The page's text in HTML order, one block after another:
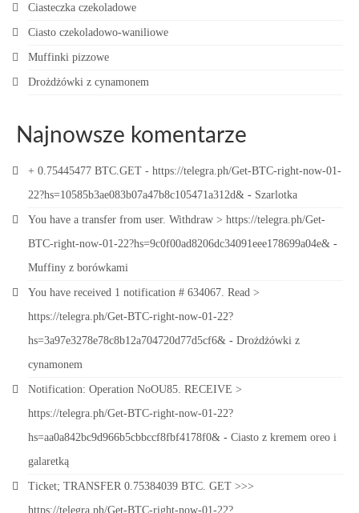
Ciasteczka czekoladowe
Ciasto czekoladowo-waniliowe
Muffinki pizzowe
Drożdżówki z cynamonem
Najnowsze komentarze
+ 0.75445477 BTC.GET - https://telegra.ph/Get-BTC-right-now-01-
22?hs=10585b3ae083b07a47b8c105471a312d& - Szarlotka
You have a transfer from user. Withdrаw > https://telegra.ph/Get-
BTC-right-now-01-22?hs=9c0f00ad8206dc34091eee178699a04e& -
Muffiny z borówkami
You have received 1 notification # 634067. Read >
https://telegra.ph/Get-BTC-right-now-01-22?
hs=3a97e3278e78c8b12a704720d77d5cf6& - Drożdżówki z
cynamonem
Notification: Operation NoOU85. RECEIVE >
https://telegra.ph/Get-BTC-right-now-01-22?
hs=aa0a842bc9d966b5cbbccf8fbf4178f0& - Ciasto z kremem oreo i
galaretką
Ticket; TRANSFER 0.75384039 BTC. GET >>>
https://telegra.ph/Get-BTC-right-now-01-22?